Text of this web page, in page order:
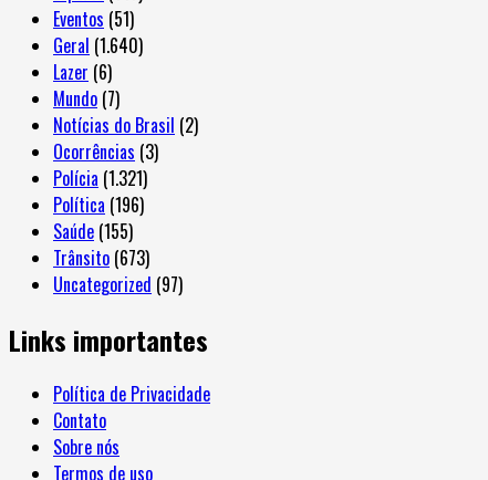
Eventos (51)
Geral (1.640)
Lazer (6)
Mundo (7)
Notícias do Brasil (2)
Ocorrências (3)
Polícia (1.321)
Política (196)
Saúde (155)
Trânsito (673)
Uncategorized (97)
Links importantes
Política de Privacidade
Contato
Sobre nós
Termos de uso